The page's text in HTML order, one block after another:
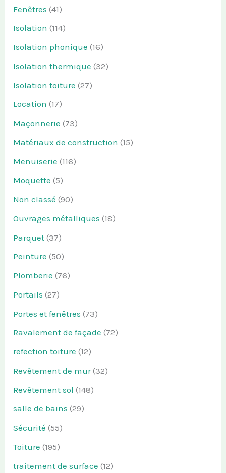
Fenêtres (41)
Isolation (114)
Isolation phonique (16)
Isolation thermique (32)
Isolation toiture (27)
Location (17)
Maçonnerie (73)
Matériaux de construction (15)
Menuiserie (116)
Moquette (5)
Non classé (90)
Ouvrages métalliques (18)
Parquet (37)
Peinture (50)
Plomberie (76)
Portails (27)
Portes et fenêtres (73)
Ravalement de façade (72)
refection toiture (12)
Revêtement de mur(32)
Revêtement sol (148)
salle de bains (29)
Sécurité (55)
Toiture (195)
traitement de surface (12)